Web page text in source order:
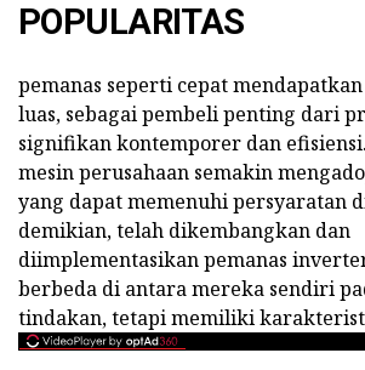
POPULARITAS
pemanas seperti cepat
luas, sebagai pembeli penting dari
signifikan kontemporer dan
mesin perusahaan semakin
yang dapat memenuhi persyaratan
demikian, telah dikembangkan dan
diimplementasikan pemanas
berbeda di antara mereka sendiri
tindakan, tetapi memiliki